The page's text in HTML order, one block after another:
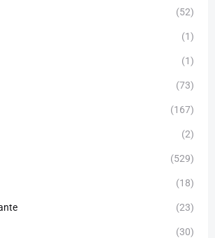
(52)
(1)
(1)
(73)
(167)
(2)
(529)
(18)
(23)
(30)